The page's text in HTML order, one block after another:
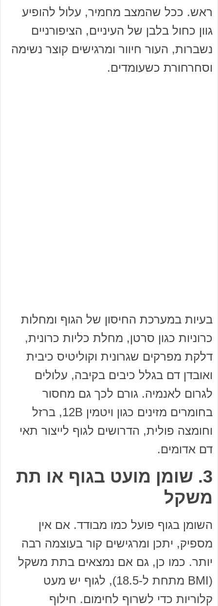
ראש. ככל שהמצב מחמיר, עלול להופיע
גוון כחול בלבן של העיניים, הציפורניים
נשברות, העור חיוור ומרגישים קוצר נשימה
וסחרחורת כשעומדים.
בעיות במערכת החיסון של הגוף ומחלות
כרוניות כגון סרטן, מחלת כליות כרונית,
דלקת מפרקים שגרונית וקוליטיס כיבית
ואובדן דם בגלל כיבים בקיבה, עלולים
לגרום לאנמיה. גורם לכך גם מחסור
בחומרים מזינים כגון ויטמין 12B, ברזל
וחומצה פולית, הדרושים לגוף לייצור תאי
דם אדומים.
3. שומן מועט בגוף או תת
משקל
השומן בגוף פועל כמו מבודד. אם אין
מספיק, יתכן ומרגישים קור בעוצמה רבה
יותר. כמו כן, גם אם נמצאים בתת משקל
(BMI מתחת ל-18.5), לגוף יש מעט
קלוריות כדי לשרוף לחימום. חילוף